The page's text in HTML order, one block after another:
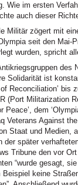
Wie im ersten
auch dieser
Militär zögert mit
seit den Mai-
wurden, spricht
des
Solidarität ist
of Reconciliation’ bis
(Port Militarization
Peace’, dem
Veterans Against
Staat und Medien,
der später
Tribune den vor
“wurde gesagt,
Beispiel keine